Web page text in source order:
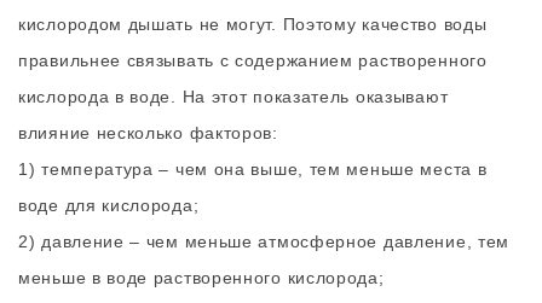
кислородом дышать не могут. Поэтому качество воды
правильнее связывать с содержанием растворенного
кислорода в воде. На этот показатель оказывают
влияние несколько факторов:
1) температура – чем она выше, тем меньше места в
воде для кислорода;
2) давление – чем меньше атмосферное давление, тем
меньше в воде растворенного кислорода;